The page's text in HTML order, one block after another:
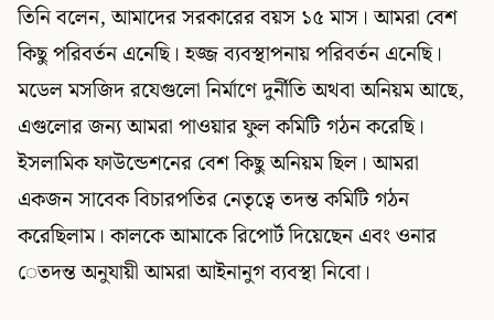
তিনি বলেন, আমাদের সরকারের বয়স ১৫ মাস। আমরা বেশ
কিছু পরিবর্তন এনেছি। হজ্জ ব্যবস্থাপনায় পরিবর্তন এনেছি।
মডেল মসজিদ রযেগুলো নির্মাণে দুর্নীতি অথবা অনিয়ম আছে,
এগুলোর জন্য আমরা পাওয়ার ফুল কমিটি গঠন করেছি।
ইসলামিক ফাউন্ডেশনের বেশ কিছু অনিয়ম ছিল। আমরা
একজন সাবেক বিচারপতির নেতৃত্বে তদন্ত কমিটি গঠন
করেছিলাম। কালকে আমাকে রিপোর্ট দিয়েছেন এবং ওনার
েতদন্ত অনুযায়ী আমরা আইনানুগ ব্যবস্থা নিবো।